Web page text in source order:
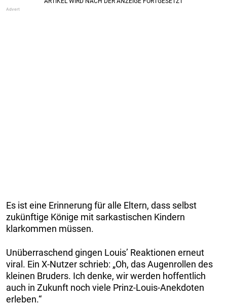
Es ist eine Erinnerung für alle Eltern, dass selbst
zukünftige Könige mit sarkastischen Kindern
klarkommen müssen.
Unüberraschend gingen Louis’ Reaktionen erneut
viral. Ein X-Nutzer schrieb: „Oh, das Augenrollen des
kleinen Bruders. Ich denke, wir werden hoffentlich
auch in Zukunft noch viele Prinz-Louis-Anekdoten
erleben.“